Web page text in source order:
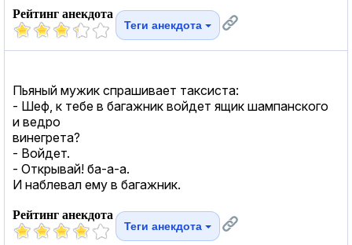
Рейтинг анекдота
Теги анекдота
Пьяный мужик спрашивает таксиста:
- Шеф, к тебе в багажник войдет ящик шампанского
и ведро
винегрета?
- Войдет.
- Открывай! ба-а-а.
И наблевал ему в багажник.
Рейтинг анекдота
Теги анекдота